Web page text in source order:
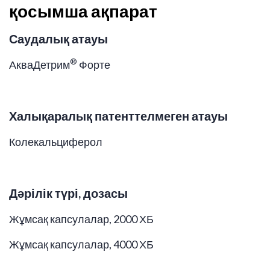
қосымша ақпарат
Саудалық атауы
АкваДетрим® Форте
Халықаралық патенттелмеген атауы
Колекальциферол
Дәрілік түрі, дозасы
Жұмсақ капсулалар, 2000 ХБ
Жұмсақ капсулалар, 4000 ХБ